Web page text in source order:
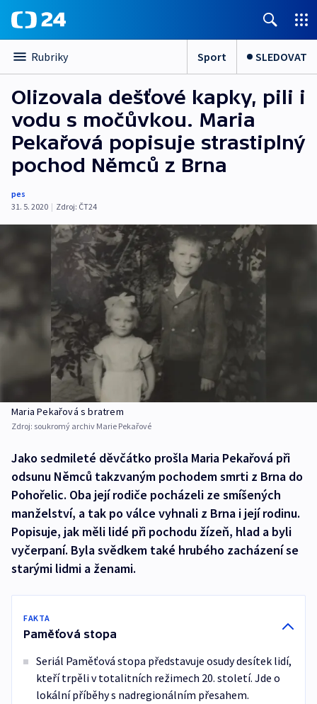
Rubriky Sport SLEDOVAT
Olizovala dešťové kapky, pili i
vodu s močůvkou. Maria
Pekařová popisuje strastiplný
pochod Němců z Brna
pes
31. 5. 2020 | Zdroj: ČT24
Maria Pekařová s bratrem
Zdroj: soukromý archiv Marie Pekařové
Jako sedmileté děvčátko prošla Maria Pekařová při
odsunu Němců takzvaným pochodem smrti z Brna do
Pohořelic. Oba její rodiče pocházeli ze smíšených
manželství, a tak po válce vyhnali z Brna i její rodinu.
Popisuje, jak měli lidé při pochodu žízeň, hlad a byli
vyčerpaní. Byla svědkem také hrubého zacházení se
starými lidmi a ženami.
FAKTA
Paměťová stopa
Seriál Paměťová stopa představuje osudy desítek lidí,
kteří trpěli v totalitních režimech 20. století. Jde o
lokální příběhy s nadregionálním přesahem.